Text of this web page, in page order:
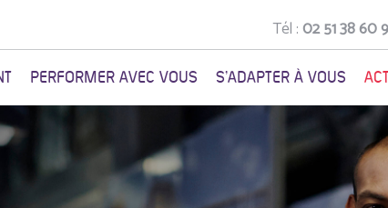
Tél :02 51 38 60
PERFORMER AVEC VOUS S'ADAPTER À VOUS